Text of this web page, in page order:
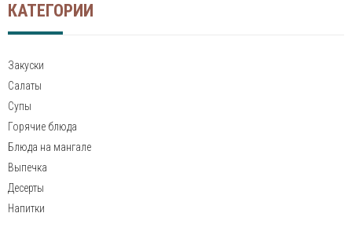
КАТЕГОРИИ
Закуски
Салаты
Супы
Горячие блюда
Блюда на мангале
Выпечка
Десерты
Напитки